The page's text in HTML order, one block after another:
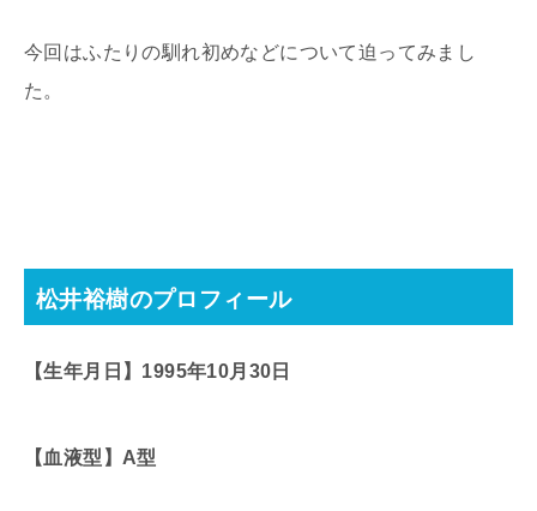
今回はふたりの馴れ初めなどについて迫ってみまし
た。
松井裕樹のプロフィール
【生年月日】1995年10月30日
【血液型】A型